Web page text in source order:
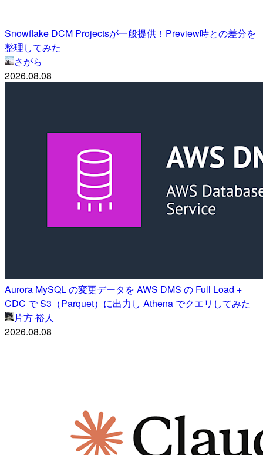
Snowflake DCM Projectsが一般提供！Preview時との差分を
整理してみた
さがら
2026.08.08
Aurora MySQL の変更データを AWS DMS の Full Load +
CDC で S3（Parquet）に出力し Athena でクエリしてみた
片方 裕人
2026.08.08